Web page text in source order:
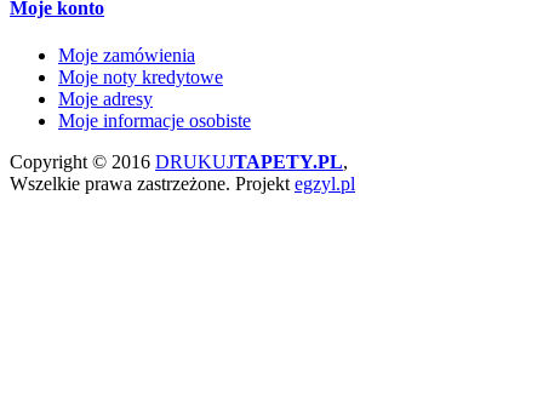
Moje konto
Moje zamówienia
Moje noty kredytowe
Moje adresy
Moje informacje osobiste
Copyright © 2016 DRUKUJTAPETY.PL,
Wszelkie prawa zastrzeżone. Projekt egzyl.pl